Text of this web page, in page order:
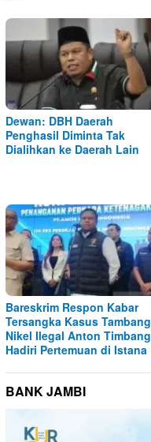
Dewan: DBH Daerah
Penghasil Diminta Tak
Dialihkan ke Daerah Lain
Bareskrim Respon Kabar
Tersangka Kasus Tambang
Nikel Ilegal Anton Timbang
Hadiri Pertemuan di Istana
BANK JAMBI